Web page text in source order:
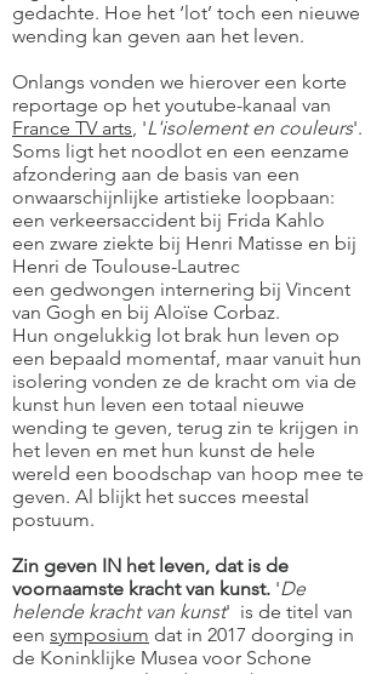
gedachte. Hoe het ‘lot’ toch een nieuwe
wending kan geven aan het leven.
Onlangs vonden we hierover een korte
reportage op het youtube-kanaal van
France TV arts, 'L'isolement en couleurs'.
Soms ligt het noodlot en een eenzame
afzondering aan de basis van een
onwaarschijnlijke artistieke loopbaan:
een verkeersaccident bij Frida Kahlo
een zware ziekte bij Henri Matisse en bij
Henri de Toulouse-Lautrec
een gedwongen internering bij Vincent
van Gogh en bij Aloïse Corbaz.
Hun ongelukkig lot brak hun leven op
een bepaald momentaf, maar vanuit hun
isolering vonden ze de kracht om via de
kunst hun leven een totaal nieuwe
wending te geven, terug zin te krijgen in
het leven en met hun kunst de hele
wereld een boodschap van hoop mee te
geven. Al blijkt het succes meestal
postuum.
Zin geven IN het leven, dat is de
voornaamste kracht van kunst. 'De
helende kracht van kunst' is de titel van
een symposium dat in 2017 doorging in
de Koninklijke Musea voor Schone